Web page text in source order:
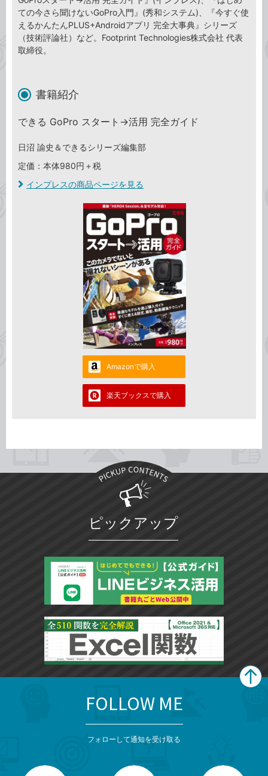
ての今さら聞けないGoPro入門』(秀和システム)、『今すぐ使
えるかんたんPLUS+Androidアプリ 完全大事典』シリーズ
（技術評論社）など。Footprint Technologies株式会社 代表
取締役。
書籍紹介
できる GoPro スタート→活用 完全ガイド
日沼 諭史＆できるシリーズ編集部
定価：本体980円＋税
インプレスの商品ページを見る
Amazonで購入
楽天ブックスで購入
ピックアップ
FOLLOW ME
フォローして通知を受け取る